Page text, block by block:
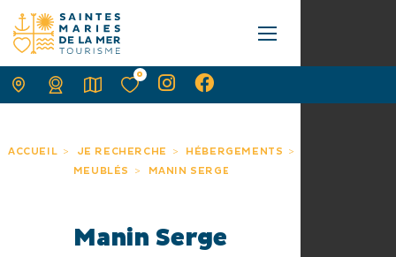
ACCUEIL JE RECHERCHE
HÉBERGEMENTS
MEUBLÉS
MANIN SERGE
Manin Serge
0